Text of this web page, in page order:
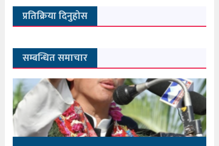
प्रतिक्रिया दिनुहोस
सम्बन्धित समाचार